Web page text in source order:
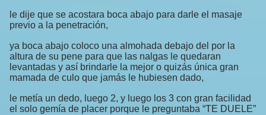
le dije que se acostara boca abajo para darle el masaje
previo a la penetración,
ya boca abajo coloco una almohada debajo del por la
altura de su pene para que las nalgas le quedaran
levantadas y así brindarle la mejor o quizás única gran
mamada de culo que jamás le hubiesen dado,
le metía un dedo, luego 2, y luego los 3 con gran facilidad
el solo gemía de placer porque le preguntaba “TE DUELE”